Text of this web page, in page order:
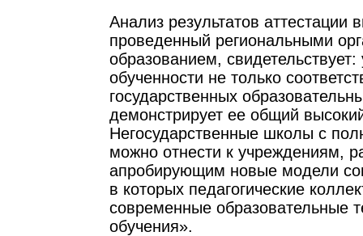
Анализ результатов аттестации
проведенный региональными
образованием, свидетельствует:
обученности не только
государственных
демонстрирует ее общий
Негосударственные школы с
можно отнести к учреждениям,
апробирующим новые модели
в которых педагогические
современные образовательные
обучения».